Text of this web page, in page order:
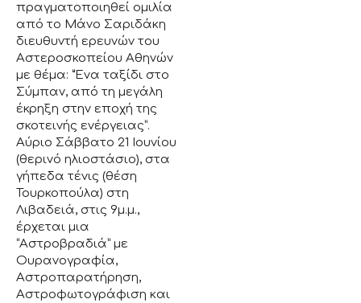
πραγματοποιηθεί ομιλία
από το Μάνο Σαριδάκη
διευθυντή ερευνών του
Αστεροσκοπείου Αθηνών
με θέμα: “Ένα ταξίδι στο
Σύμπαν, από τη μεγάλη
έκρηξη στην εποχή της
σκοτεινής ενέργειας”.
Αύριο Σάββατο 21 Ιουνίου
(θερινό ηλιοστάσιο), στα
γήπεδα τένις (θέση
Τουρκοπούλα) στη
Λιβαδειά, στις 9μ.μ.,
έρχεται μια
“Αστροβραδιά” με
Ουρανογραφία,
Αστροπαρατήρηση,
Αστροφωτογράφιση και